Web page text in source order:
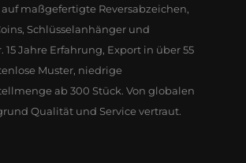
maßgefertigte Reversabzeichen,
Schlüsselanhänger und
15 Jahre Erfahrung, Export in über 55
Muster, niedrige
ab 300 Stück. Von globalen
Qualität und Service vertraut.